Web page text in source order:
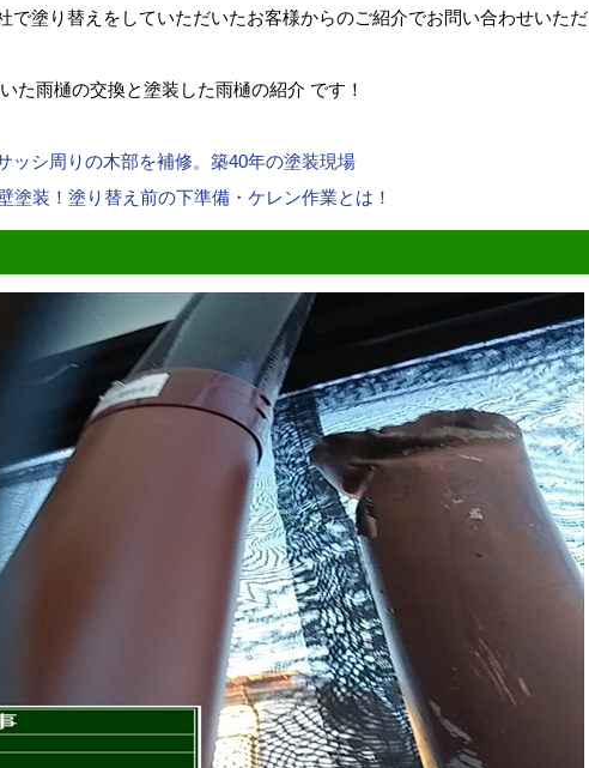
で塗り替えをしていただいたお客様からのご紹介でお問い合わせいただ
た雨樋の交換と塗装した雨樋の紹介 です！
ッシ周りの木部を補修。築40年の塗装現場
塗装！塗り替え前の下準備・ケレン作業とは！